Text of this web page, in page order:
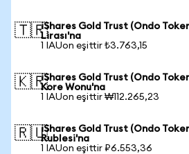
🇹🇷iShares Gold Trust (Ondo
Lirası'na
1 IAUon eşittir ₺3.763,15
🇰🇷iShares Gold Trust (Ondo
Kore Wonu'na
1 IAUon eşittir ₩112.265,23
🇷🇺iShares Gold Trust (Ondo
Rublesi'na
1 IAUon eşittir ₽6.553,36